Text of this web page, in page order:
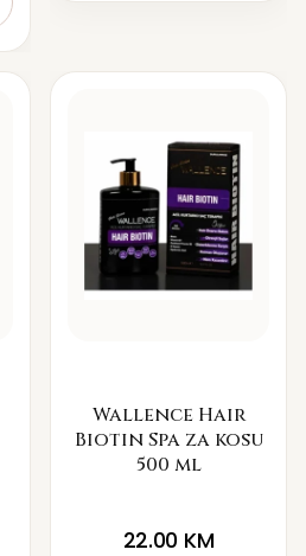
Wallence Hair
Biotin Spa za kosu
500 ml
22.00 KM